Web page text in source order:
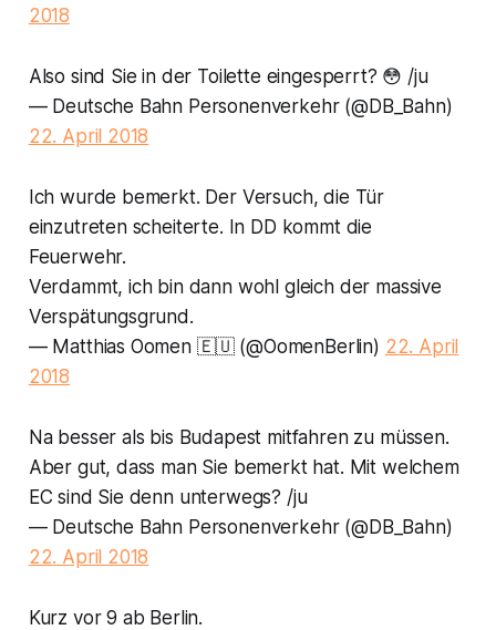
2018
Also sind Sie in der Toilette eingesperrt? 😳 /ju
— Deutsche Bahn Personenverkehr (@DB_Bahn)
22. April 2018
Ich wurde bemerkt. Der Versuch, die Tür
einzutreten scheiterte. In DD kommt die
Feuerwehr.
Verdammt, ich bin dann wohl gleich der massive
Verspätungsgrund.
— Matthias Oomen 🇪🇺 (@OomenBerlin) 22. April
2018
Na besser als bis Budapest mitfahren zu müssen.
Aber gut, dass man Sie bemerkt hat. Mit welchem
EC sind Sie denn unterwegs? /ju
— Deutsche Bahn Personenverkehr (@DB_Bahn)
22. April 2018
Kurz vor 9 ab Berlin.